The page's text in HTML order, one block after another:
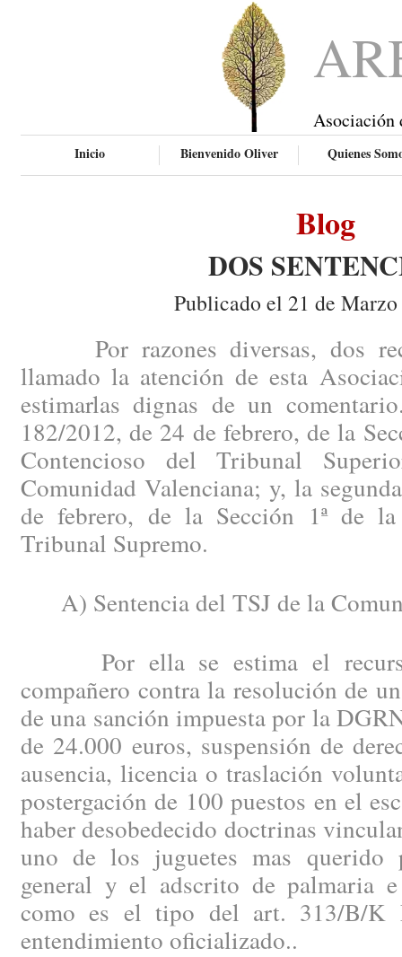
Asociación
Inicio Bienvenido Oliver Quienes
Blog
DOS
Publicado el 21 de
Por razones diversas, dos
llamado la atención de esta
estimarlas dignas de un
182/2012, de 24 de febrero, de la
Contencioso del Tribunal
Comunidad Valenciana; y, la
de febrero, de la Sección 1ª de
Tribunal Supremo.
A) Sentencia del TSJ de la
Por ella se estima el
compañero contra la resolución de
de una sanción impuesta por la
de 24.000 euros, suspensión de
ausencia, licencia o traslación
postergación de 100 puestos en el
haber desobedecido doctrinas
uno de los juguetes mas querido
general y el adscrito de palmaria
como es el tipo del art. 313/B/K
entendimiento oficializado..